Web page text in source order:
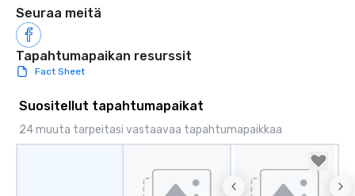
Seuraa meitä
Tapahtumapaikan resurssit
Fact Sheet
Suositellut tapahtumapaikat
24 muuta tarpeitasi vastaavaa tapahtumapaikkaa